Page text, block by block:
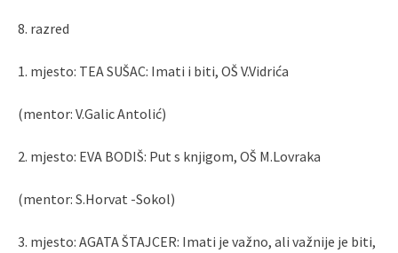
8. razred
1. mjesto: TEA SUŠAC: Imati i biti, OŠ V.Vidrića
(mentor: V.Galic Antolić)
2. mjesto: EVA BODIŠ: Put s knjigom, OŠ M.Lovraka
(mentor: S.Horvat -Sokol)
3. mjesto: AGATA ŠTAJCER: Imati je važno, ali važnije je biti,